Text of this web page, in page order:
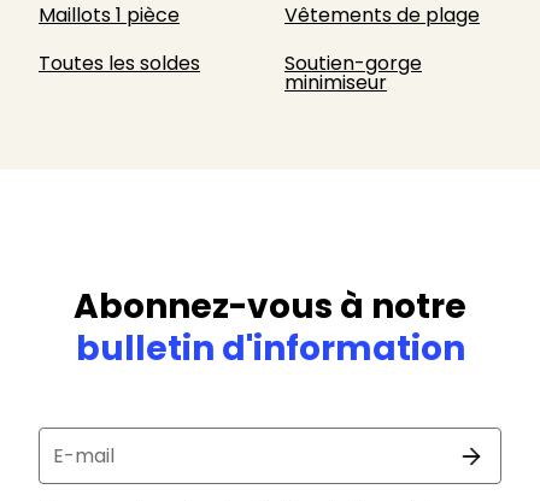
Maillots 1 pièce
Vêtements de plage
Toutes les soldes
Soutien-gorge
minimiseur
Abonnez-vous à notre
bulletin d'information
E-mail